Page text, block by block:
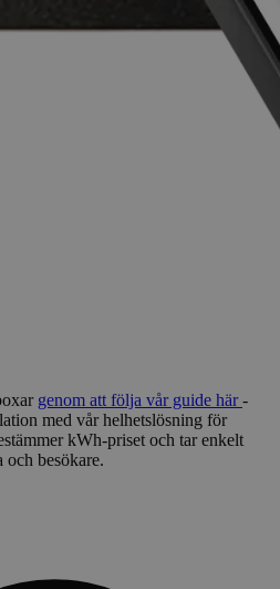
genom att följa vår guide här-
med vår helhetslösning för
kWh-priset och tar enkelt
och besökare.